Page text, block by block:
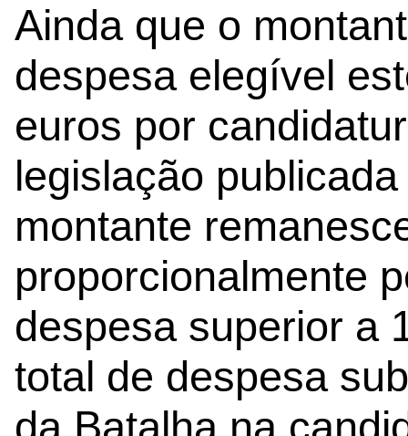
Ainda que o
despesa elegível
euros por
legislação
montante
proporcionalmente
despesa superior a
total de despesa